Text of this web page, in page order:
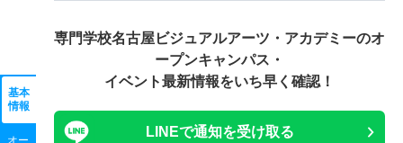
基本
情報
オー
専門学校名古屋ビジュアルアーツ・アカデミーのオ
ープンキャンパス・
イベント最新情報をいち早く確認！
LINEで通知を受け取る